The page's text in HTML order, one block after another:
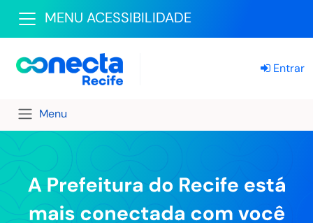
MENU ACESSIBILIDADE
Entrar
Menu